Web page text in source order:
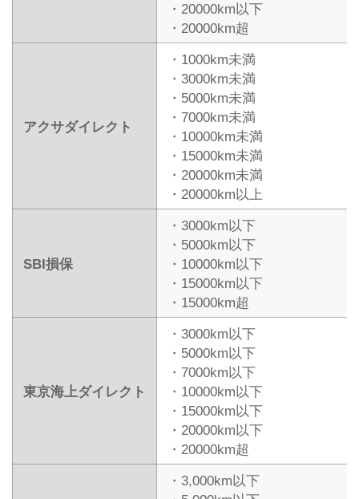
・20000km以下
・20000km超
アクサダイレクト
・1000km未満
・3000km未満
・5000km未満
・7000km未満
・10000km未満
・15000km未満
・20000km未満
・20000km以上
SBI損保
・3000km以下
・5000km以下
・10000km以下
・15000km以下
・15000km超
東京海上ダイレクト
・3000km以下
・5000km以下
・7000km以下
・10000km以下
・15000km以下
・20000km以下
・20000km超
・3,000km以下